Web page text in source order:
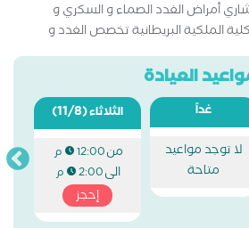
أمراض الغدد الصماء و السكري و
الملكية البريطانية تخصص الغدد و
العيادة
غداً
لا توجد مواعيد
متاحة
الثلاثاء(11/8)
من12:00 م
الى2:00 م
إحجز